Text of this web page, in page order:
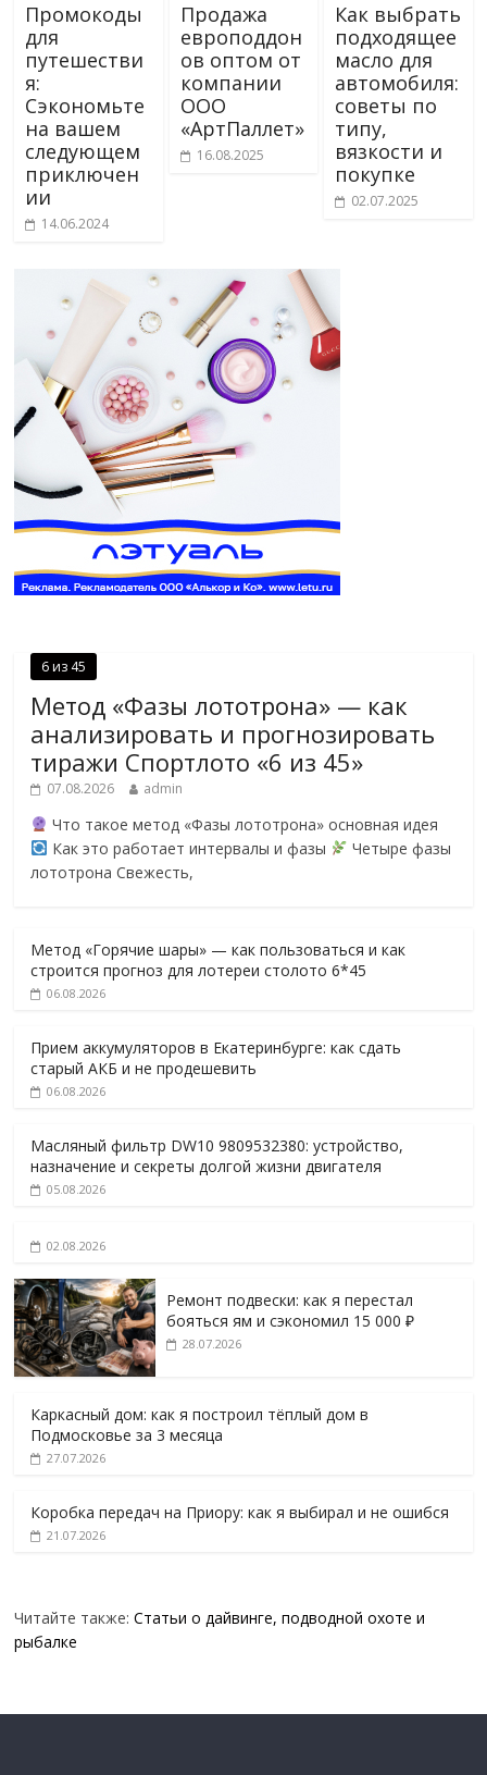
Промокоды
для
путешестви
я:
Сэкономьте
на вашем
следующем
приключен
ии
14.06.2024
Продажа
европоддон
ов оптом от
компании
ООО
«АртПаллет»
16.08.2025
Как выбрать
подходящее
масло для
автомобиля:
советы по
типу,
вязкости и
покупке
02.07.2025
6 из 45
Метод «Фазы лототрона» — как
анализировать и прогнозировать
тиражи Спортлото «6 из 45»
07.08.2026 admin
Что такое метод «Фазы лототрона» основная идея
Как это работает интервалы и фазы
Четыре фазы
лототрона Свежесть,
Метод «Горячие шары» — как пользоваться и как
строится прогноз для лотереи столото 6*45
06.08.2026
Прием аккумуляторов в Екатеринбурге: как сдать
старый АКБ и не продешевить
06.08.2026
Масляный фильтр DW10 9809532380: устройство,
назначение и секреты долгой жизни двигателя
05.08.2026
02.08.2026
Ремонт подвески: как я перестал
бояться ям и сэкономил 15 000 ₽
28.07.2026
Каркасный дом: как я построил тёплый дом в
Подмосковье за 3 месяца
27.07.2026
Коробка передач на Приору: как я выбирал и не ошибся
21.07.2026
Читайте также:Статьи о дайвинге, подводной охоте и
рыбалке